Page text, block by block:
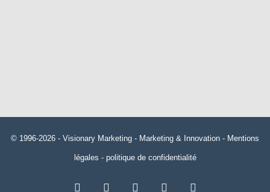
© 1996-2026 - Visionary Marketing - Marketing & Innovation - Mentions
légales - politique de confidentialité
Facebook Linkedin